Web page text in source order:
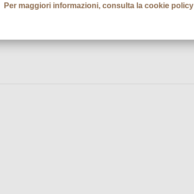
Per maggiori informazioni, consulta la cookie policy